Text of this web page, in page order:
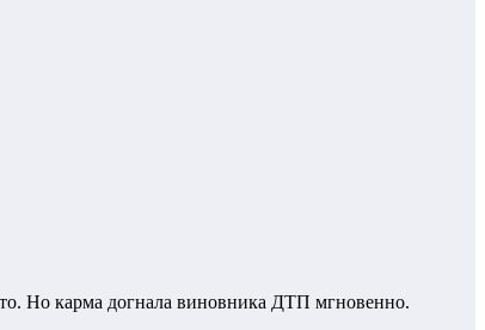
Но карма догнала виновника ДТП мгновенно.